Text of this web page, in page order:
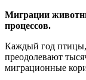
Миграции
процессов.
Каждый год
преодолевают
миграционные